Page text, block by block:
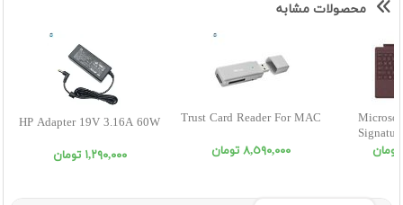
محصولات مشابه
HP Adapter 19V 3.16A 60W
١,٢٩٠,٠٠٠ تومان
Trust Card Reader For MAC
٨,٥٩٠,٠٠٠ تومان